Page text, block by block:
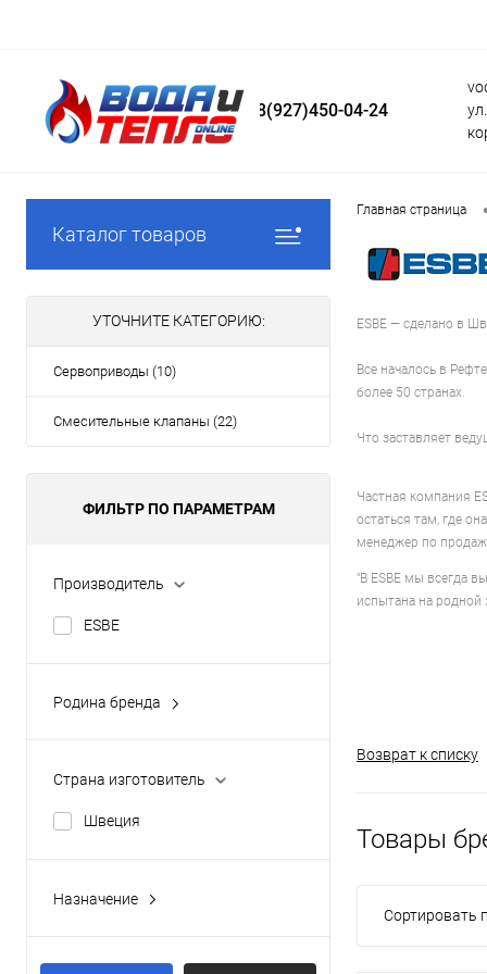
8(927)450-04-24
Каталог товаров
УТОЧНИТЕ КАТЕГОРИЮ:
Сервоприводы (10)
Смесительные клапаны (22)
ФИЛЬТР ПО ПАРАМЕТРАМ
Производитель
ESBE
Родина бренда
Страна изготовитель
Швеция
Назначение
Главная страница
ESBE — сделано в
Все началось в
более 50 странах.
Что заставляет
Частная компания
остаться там, где
менеджер по
"В ESBE мы всегда
испытана на
Возврат к списку
Товары
Сортировать